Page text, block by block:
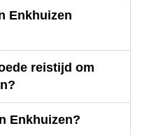
Enkhuizen
reistijd om
Enkhuizen?